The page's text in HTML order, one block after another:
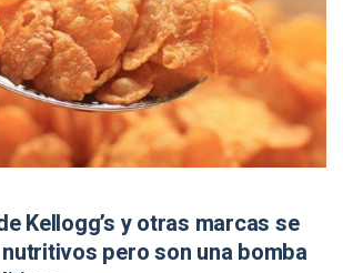
Kellogg’s y otras marcas se
pero son una bomba